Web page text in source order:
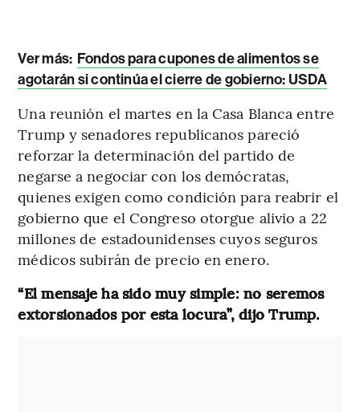
Ver más: Fondos para cupones de alimentos se
agotarán si continúa el cierre de gobierno: USDA
Una reunión el martes en la Casa Blanca entre
Trump y senadores republicanos pareció
reforzar la determinación del partido de
negarse a negociar con los demócratas,
quienes exigen como condición para reabrir el
gobierno que el Congreso otorgue alivio a 22
millones de estadounidenses cuyos seguros
médicos subirán de precio en enero.
“El mensaje ha sido muy simple: no seremos
extorsionados por esta locura”, dijo Trump.